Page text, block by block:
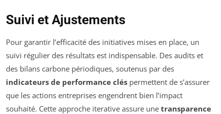
Suivi et Ajustements
Pour garantir l’efficacité des initiatives mises en place, un
suivi régulier des résultats est indispensable. Des audits et
des bilans carbone périodiques, soutenus par des
indicateurs de performance clés permettent de s’assurer
que les actions entreprises engendrent bien l’impact
souhaité. Cette approche iterative assure une transparence